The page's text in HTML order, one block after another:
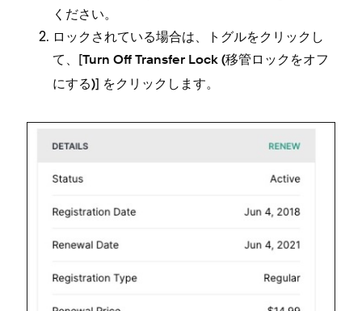
ください⁠。
ロ⁠ックされている場合は⁠、トグルをクリ⁠ックし
て⁠、[⁠Turn Off Transfer Lock (⁠移管ロ⁠ックをオフ
にする⁠)⁠] をクリ⁠ックします⁠。